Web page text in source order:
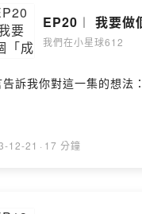
EP20︱ 我要做
我們在小星球612
告訴我你對這一集的想
12-21 · 17 分鐘